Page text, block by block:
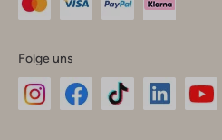
Folge uns